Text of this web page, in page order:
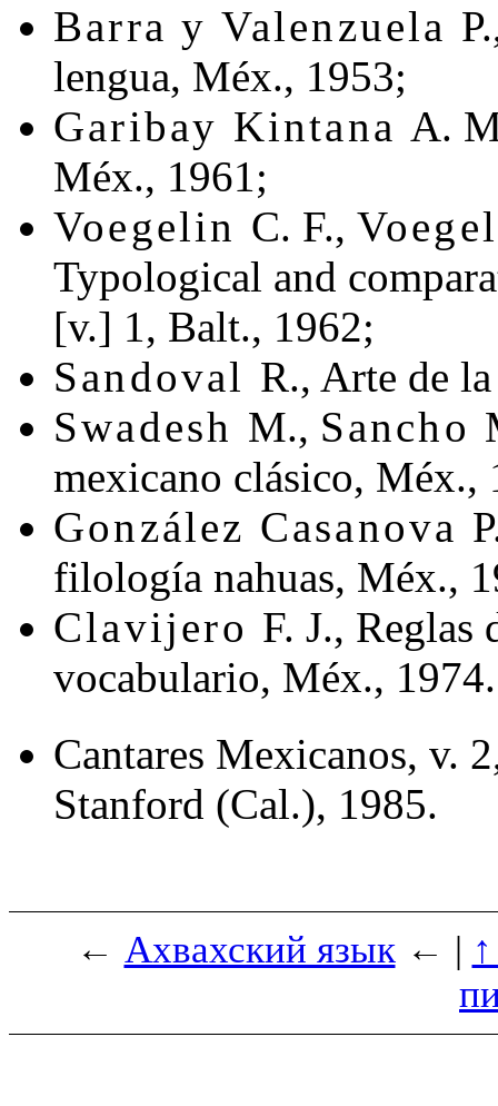
Barra y Valenzuela
lengua, Méx., 1953;
Garibay Kintana A.
Méx., 1961;
Voegelin C. F.,
Typological and
[v.] 1, Balt., 1962;
Sandoval R., Arte de
Swadesh M., Sancho
mexicano clásico, Méx.,
González Casanova
filología nahuas, Méx.,
Clavijero F. J., Reglas
vocabulario, Méx., 1974.
Cantares Mexicanos, v.
Stanford (Cal.), 1985.
← Ахвахский язык← |